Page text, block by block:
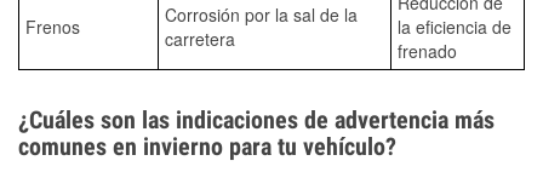
Frenos
Corrosión por la sal de la
carretera
la eficiencia de
frenado
¿Cuáles son las indicaciones de advertencia más
comunes en invierno para tu vehículo?